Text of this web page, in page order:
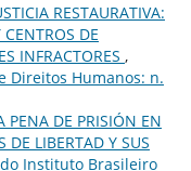
RESTAURATIVA:
DE
INFRACTORES ,
Direitos Humanos: n.
PENA DE PRISIÓN EN
DE LIBERTAD Y SUS
Instituto Brasileiro